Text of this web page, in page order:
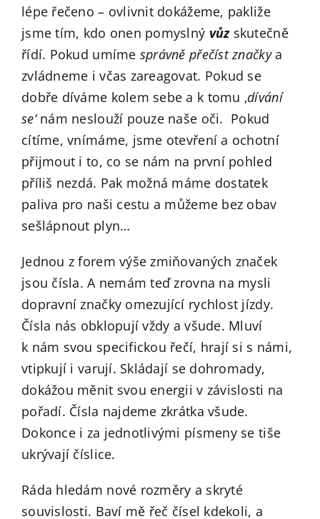
lépe řečeno – ovlivnit dokážeme, pakliže
jsme tím, kdo onen pomyslný vůzskutečně
řídí. Pokud umíme správně přečíst značkya
zvládneme i včas zareagovat. Pokud se
dobře díváme kolem sebe a k tomu ‚dívání
se‘nám neslouží pouze naše oči. Pokud
cítíme, vnímáme, jsme otevření a ochotní
přijmout i to, co se nám na první pohled
příliš nezdá. Pak možná máme dostatek
paliva pro naši cestu a můžeme bez obav
sešlápnout plyn…
Jednou z forem výše zmiňovaných značek
jsou čísla. A nemám teď zrovna na mysli
dopravní značky omezující rychlost jízdy.
Čísla nás obklopují vždy a všude. Mluví
k nám svou specifickou řečí, hrají si s námi,
vtipkují i varují. Skládají se dohromady,
dokážou měnit svou energii v závislosti na
pořadí. Čísla najdeme zkrátka všude.
Dokonce i za jednotlivými písmeny se tiše
ukrývají číslice.
Ráda hledám nové rozměry a skryté
souvislosti. Baví mě řeč čísel kdekoli, a